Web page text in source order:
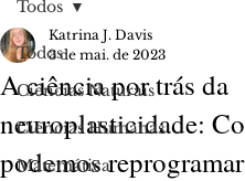
Todos
Ciências Naturais
Ciências Humanas
Matemática
Todos
A ciência por trás da
neuroplasticidade:
podemos
Katrina J. Davis
3 de mai. de 2023